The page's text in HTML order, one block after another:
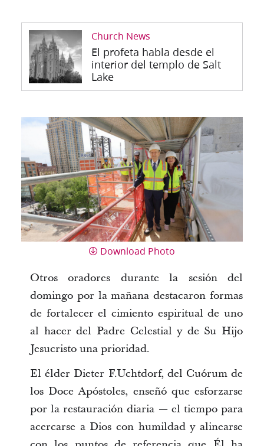
Church News
El profeta habla desde el
interior del templo de Salt
Lake
Download Photo
Otros oradores durante la sesión del
domingo por la mañana destacaron formas
de fortalecer el cimiento espiritual de uno
al hacer del Padre Celestial y de Su Hijo
Jesucristo una prioridad.
El élder Dieter F.Uchtdorf, del Cuórum de
los Doce Apóstoles, enseñó que esforzarse
por la restauración diaria — el tiempo para
acercarse a Dios con humildad y alinearse